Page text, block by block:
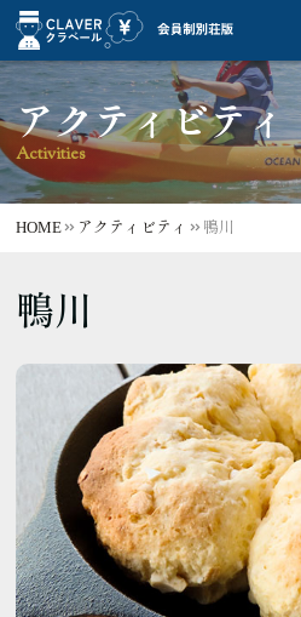
アクティビティ
Activities
HOME アクティビティ 鴨川
鴨川